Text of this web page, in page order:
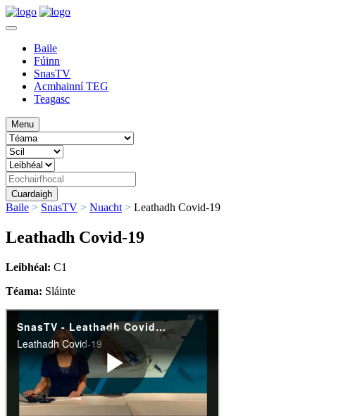
Baile
Fúinn
SnasTV
Acmhainní TEG
Teagasc
Menu
Baile > SnasTV > Nuacht > Leathadh Covid-19
Leathadh Covid-19
Leibhéal: C1
Téama: Sláinte